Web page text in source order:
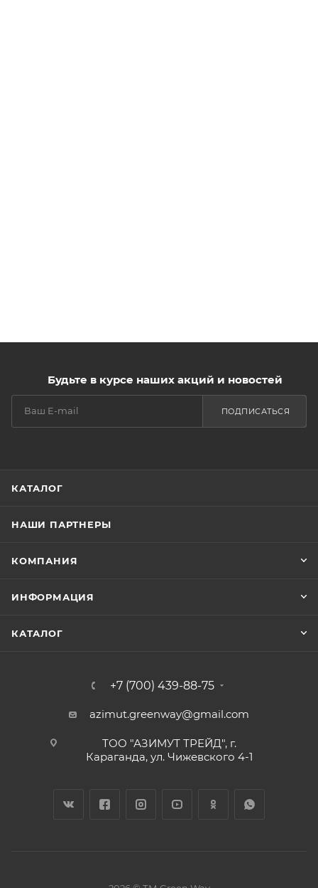
Будьте в курсе наших акций и новостей
ПОДПИСАТЬСЯ
КАТАЛОГ
НАШИ ПАРТНЕРЫ
КОМПАНИЯ
ИНФОРМАЦИЯ
КАТАЛОГ
+7 (700) 439-88-75
azimut.greenway@gmail.com
ТОО "АЗИМУТ ТРЕЙД", г.
Караганда, ул. Чижевского 4-1